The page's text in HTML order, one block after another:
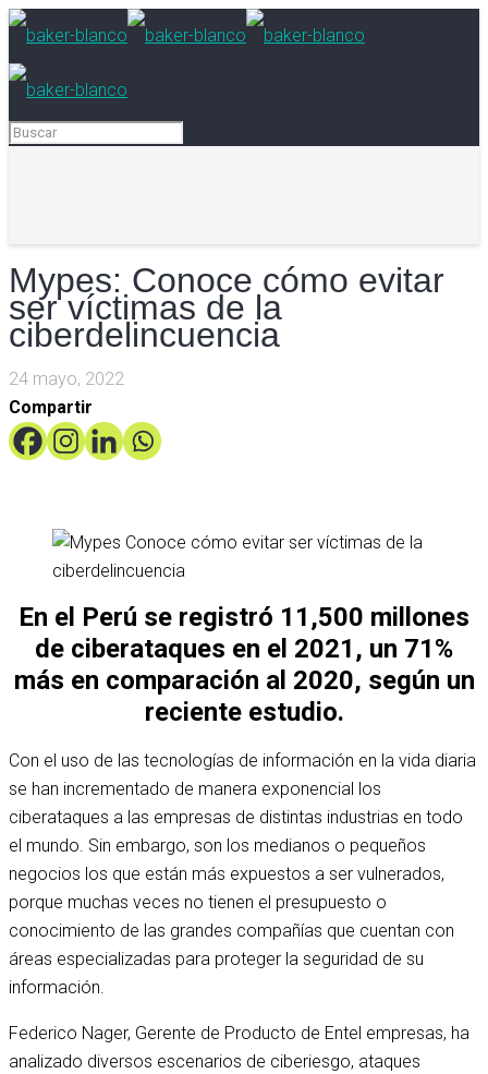
Mypes: Conoce cómo evitar
ser víctimas de la
ciberdelincuencia
24 mayo, 2022
Compartir
En el Perú se registró 11,500 millones
de ciberataques en el 2021, un 71%
más en comparación al 2020, según un
reciente estudio.
Con el uso de las tecnologías de información en la vida diaria
se han incrementado de manera exponencial los
ciberataques a las empresas de distintas industrias en todo
el mundo. Sin embargo, son los medianos o pequeños
negocios los que están más expuestos a ser vulnerados,
porque muchas veces no tienen el presupuesto o
conocimiento de las grandes compañías que cuentan con
áreas especializadas para proteger la seguridad de su
información.
Federico Nager, Gerente de Producto de Entel empresas, ha
analizado diversos escenarios de ciberiesgo, ataques